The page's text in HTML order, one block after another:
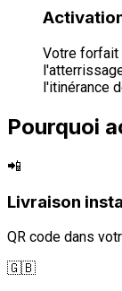
Votre forfait
l'itinérance
Pourquoi
📲
Livraison
QR code dans
🇬🇧